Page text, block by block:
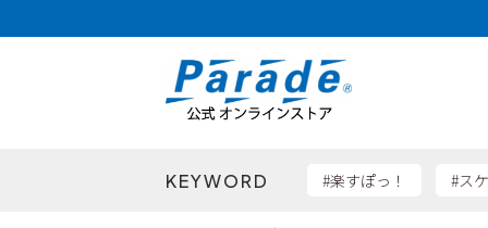
KEYWORD #楽すぽっ！ #ス
検索